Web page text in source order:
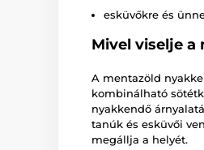
esküvőkre és
Mivel viselje
A mentazöld
kombinálható
nyakkendő
tanúk és esküvői
megállja a helyét.